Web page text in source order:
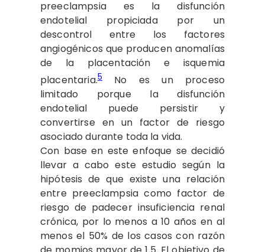
preeclampsia es la disfunción
endotelial propiciada por un
descontrol entre los factores
angiogénicos que producen anomalías
de la placentación e isquemia
placentaria.5No es un proceso
limitado porque la disfunción
endotelial puede persistir y
convertirse en un factor de riesgo
asociado durante toda la vida.
Con base en este enfoque se decidió
llevar a cabo este estudio según la
hipótesis de que existe una relación
entre preeclampsia como factor de
riesgo de padecer insuficiencia renal
crónica, por lo menos a 10 años en al
menos el 50% de los casos con razón